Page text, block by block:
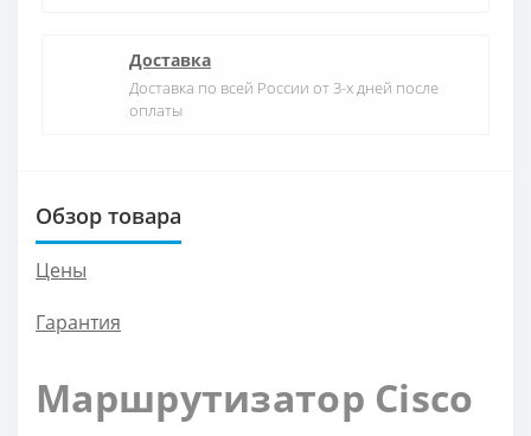
Доставка
Доставка по всей России от 3-х дней после
оплаты
Обзор товара
Цены
Гарантия
Маршрутизатор Cisco